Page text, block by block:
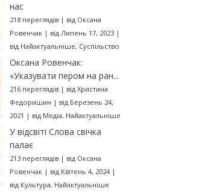
нас
218 переглядів| від Оксана
Ровенчак| від Липень 17, 2023|
від Найактуальніше, Суспільство
Оксана Ровенчак:
«Указувати пером на ран...
216 переглядів| від Христина
Федоришин | від Березень 24,
2021 | від Медіа, Найактуальніше
У відсвіті Слова свічка
палає
213 переглядів| від Оксана
Ровенчак| від Квітень 4, 2024|
від Культура, Найактуальніше